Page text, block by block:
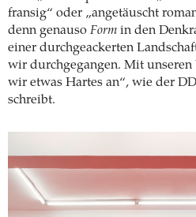
fransig“ oder „angetäuscht
denn genauso Form in den
einer durchgeackerten
wir durchgegangen. Mit
wir etwas Hartes an“, wie der
schreibt.